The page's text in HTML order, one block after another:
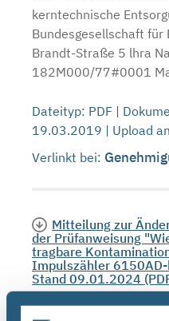
kerntechnische
Bundesgesellschaft
Brandt-Straße 5 lhra
182M000/77#0001
Dateityp: PDF |
19.03.2019 | Upload
Verlinkt bei:
Mitteilung zur
der Prüfanweisung
tragbare
Impulszähler 6150AD-
Stand 09.01.2024
Bundesamt für die